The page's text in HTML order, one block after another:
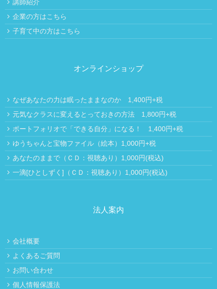
講師紹介
企業の方はこちら
子育て中の方はこちら
オンラインショップ
なぜあなたの力は眠ったままなのか 1,400円+税
元気なクラスに変えるとっておきの方法 1,800円+税
ポートフォリオで「できる自分」になる！ 1,400円+税
ゆうちゃんと宝物ファイル（絵本）1,000円+税
あなたのままで（ＣＤ：視聴あり）1,000円(税込)
一滴[ひとしずく]（ＣＤ：視聴あり）1,000円(税込)
法人案内
会社概要
よくあるご質問
お問い合わせ
個人情報保護法